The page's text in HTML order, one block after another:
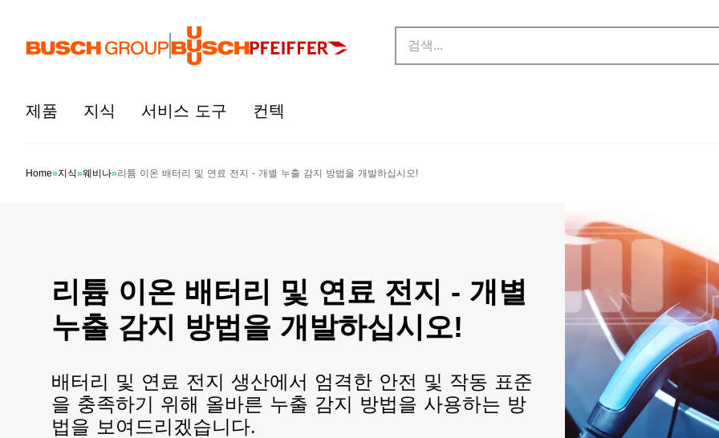
제품 지식 서비스 도구 컨텍
Home»지식»웨비나»리튬 이온 배터리 및 연료 전지 - 개별 누출 감지 방법을 개발하십시오!
리튬 이온 배터리 및 연료 전지 - 개별
누출 감지 방법을 개발하십시오!
배터리 및 연료 전지 생산에서 엄격한 안전 및 작동 표준
을 충족하기 위해 올바른 누출 감지 방법을 사용하는 방
법을 보여드리겠습니다.